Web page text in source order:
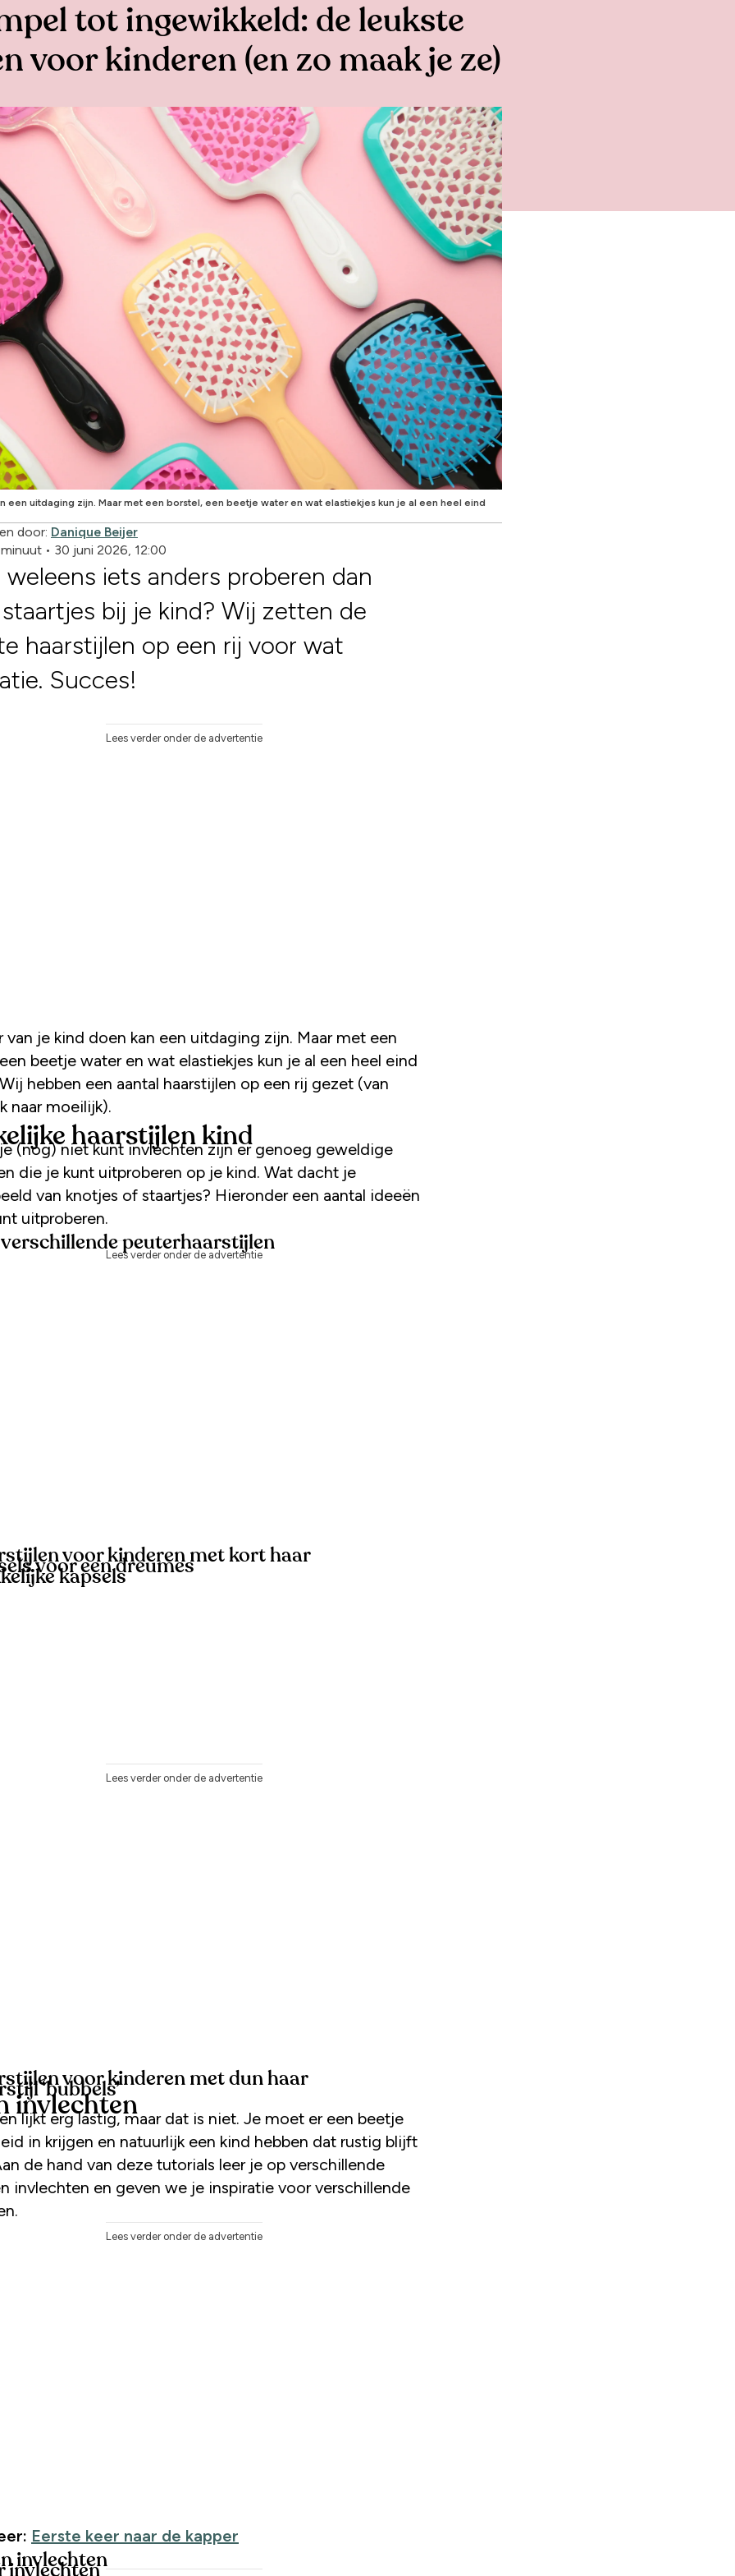
tot ingewikkeld: de leukste
voor kinderen (en zo maak je ze)
een uitdaging zijn. Maar met een borstel, een beetje water en wat elastiekjes kun je al een heel eind
door: Danique Beijer
• 30 juni 2026, 12:00
weleens iets anders proberen dan
bij je kind? Wij zetten de
haarstijlen op een rij voor wat
Succes!
Lees verder onder de advertentie
beetje water en wat elastiekjes kun je al een heel eind
hebben een aantal haarstijlen op een rij gezet (van
naar moeilijk).
haarstijlen kind
(nog) niet kunt invlechten zijn er genoeg geweldige
die je kunt uitproberen op je kind. Wat dacht je
van knotjes of staartjes? Hieronder een aantal ideeën
uitproberen.
verschillende peuterhaarstijlen
Lees verder onder de advertentie
voor kinderen met kort haar
voor een dreumes
kapsels
Lees verder onder de advertentie
voor kinderen met dun haar
‘bubbels’
invlechten
lijkt erg lastig, maar dat is niet. Je moet er een beetje
in krijgen en natuurlijk een kind hebben dat rustig blijft
de hand van deze tutorials leer je op verschillende
invlechten en geven we je inspiratie voor verschillende
Lees verder onder de advertentie
Eerste keer naar de kapper
invlechten
invlechten